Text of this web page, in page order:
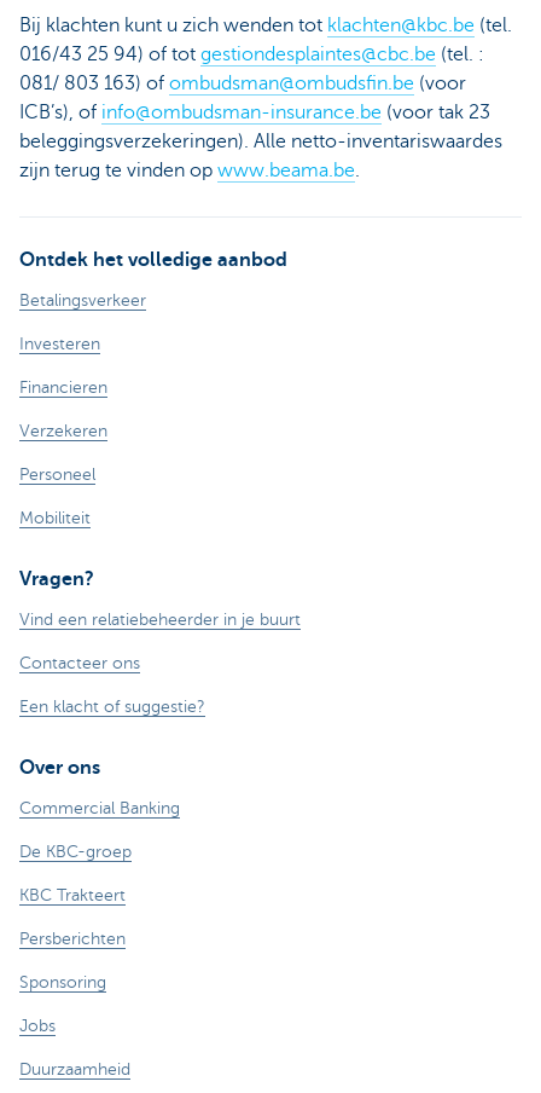
Bij klachten kunt u zich wenden tot klachten@kbc.be (tel.
016/43 25 94) of tot gestiondesplaintes@cbc.be (tel. :
081/ 803 163) of ombudsman@ombudsfin.be (voor
ICB’s), of info@ombudsman-insurance.be (voor tak 23
beleggingsverzekeringen). Alle netto-inventariswaardes
zijn terug te vinden op www.beama.be.
Ontdek het volledige aanbod
Betalingsverkeer
Investeren
Financieren
Verzekeren
Personeel
Mobiliteit
Vragen?
Vind een relatiebeheerder in je buurt
Contacteer ons
Een klacht of suggestie?
Over ons
Commercial Banking
De KBC-groep
KBC Trakteert
Persberichten
Sponsoring
Jobs
Duurzaamheid